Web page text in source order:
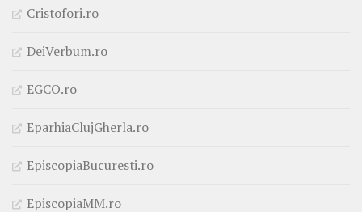
Cristofori.ro
DeiVerbum.ro
EGCO.ro
EparhiaClujGherla.ro
EpiscopiaBucuresti.ro
EpiscopiaMM.ro